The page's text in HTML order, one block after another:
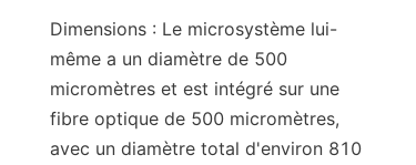
Dimensions : Le microsystème lui-
même a un diamètre de 500
micromètres et est intégré sur une
fibre optique de 500 micromètres,
avec un diamètre total d'environ 810